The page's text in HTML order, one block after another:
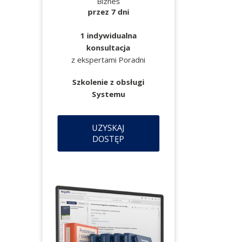
przez 7 dni
1 indywidualna
konsultacja
z ekspertami Poradni
Szkolenie z obsługi
Systemu
UZYSKAJ
DOSTĘP